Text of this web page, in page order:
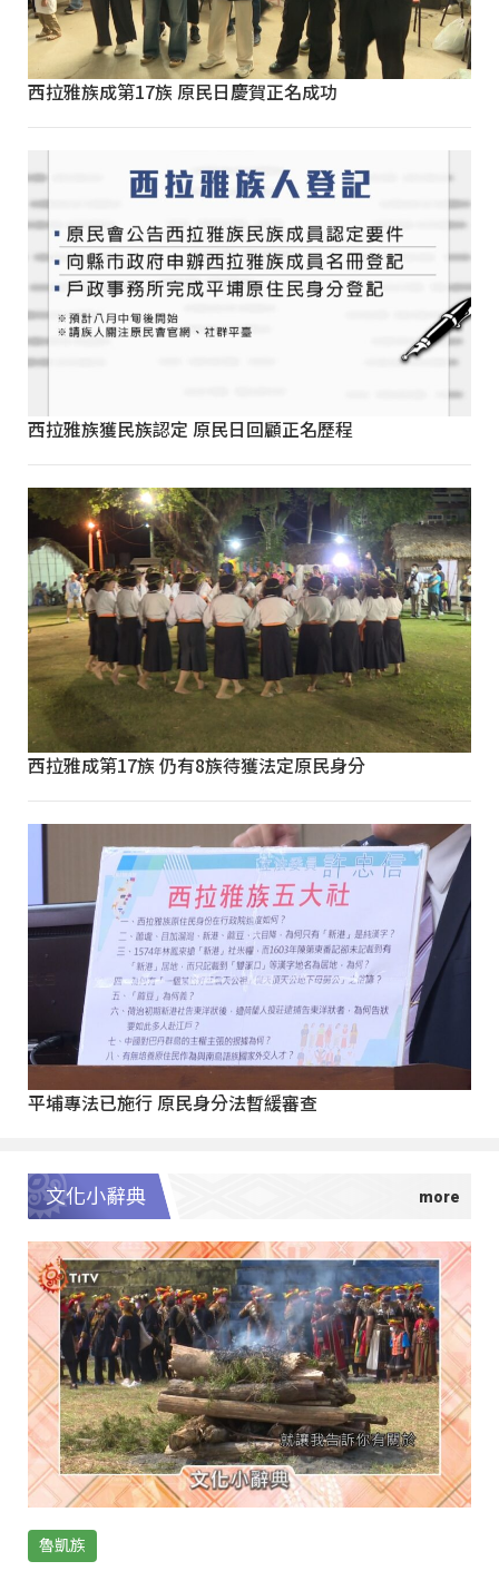
西拉雅族成第17族 原民日慶賀正名成功
西拉雅族獲民族認定 原民日回顧正名歷程
西拉雅成第17族 仍有8族待獲法定原民身分
平埔專法已施行 原民身分法暫緩審查
文化小辭典
魯凱族